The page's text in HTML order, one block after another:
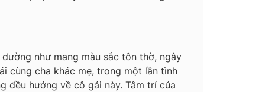
như mang màu sắc tôn thờ, ngây
cùng cha khác mẹ, trong một lần tình
đều hướng về cô gái này. Tâm trí của